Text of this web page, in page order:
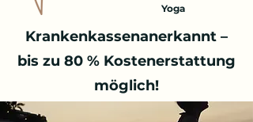
Yoga
Krankenkassenanerkannt –
bis zu 80 % Kostenerstattung
möglich!